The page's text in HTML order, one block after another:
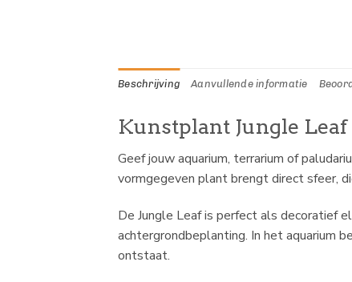
Beschrijving Aanvullende informatie
Kunstplant Jungle
Geef jouw aquarium, terrarium of
vormgegeven plant brengt direct sfeer,
De Jungle Leaf is perfect als decoratief
achtergrondbeplanting. In het aquarium
ontstaat.